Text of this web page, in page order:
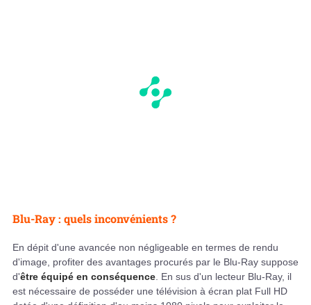
Blu-Ray : quels inconvénients ?
En dépit d'une avancée non négligeable en termes de rendu
d'image, profiter des avantages procurés par le Blu-Ray suppose
d'être équipé en conséquence . En sus d'un lecteur Blu-Ray, il
est nécessaire de posséder une télévision à écran plat Full HD